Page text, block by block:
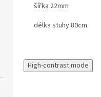
šířka 22mm
délka stuhy 80cm
High-contrast mode